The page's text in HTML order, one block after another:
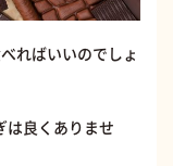
ればいいのでしょ
は良くありませ